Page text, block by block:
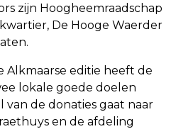
zijn Hoogheemraadschap
De Hooge Waerder
Alkmaarse editie heeft de
lokale goede doelen
van de donaties gaat naar
en de afdeling